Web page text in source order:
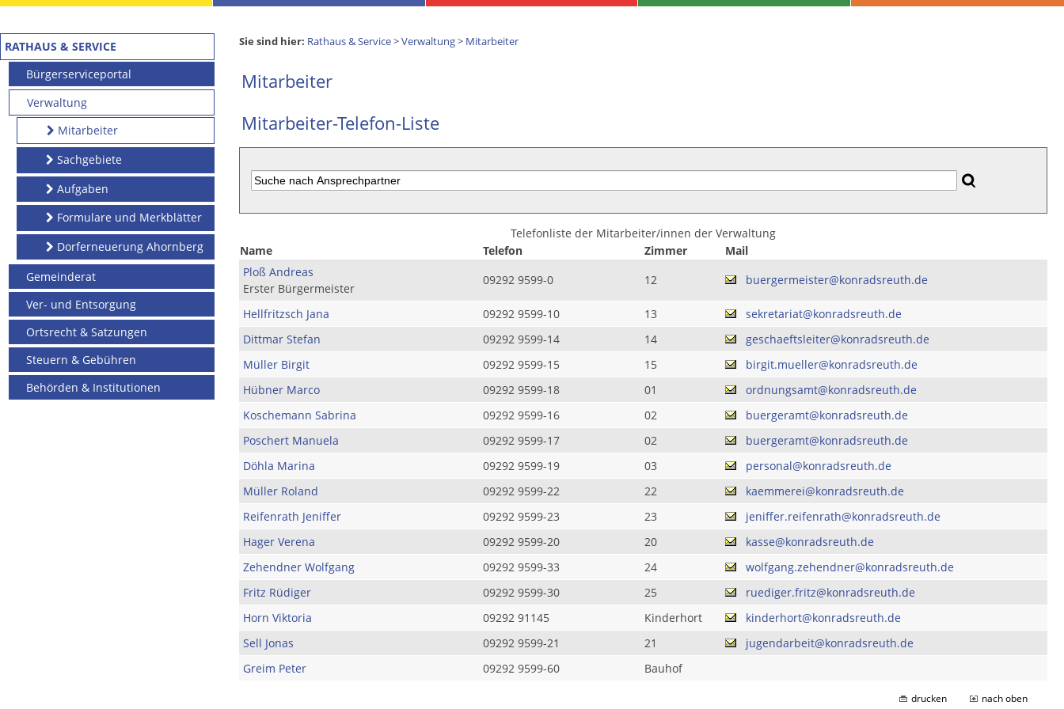
RATHAUS & SERVICE
Bürgerserviceportal
Verwaltung
Mitarbeiter
Sachgebiete
Aufgaben
Formulare und Merkblätter
Dorferneuerung Ahornberg
Gemeinderat
Ver- und Entsorgung
Ortsrecht & Satzungen
Steuern & Gebühren
Behörden & Institutionen
Sie sind hier: Rathaus & Service>Verwaltung> Mitarbeiter
Mitarbeiter
Mitarbeiter-Telefon-Liste
Telefonliste der Mitarbeiter/innen der Verwaltung
Name
Telefon Zimmer
Mail
Ploß Andreas
Erster Bürgermeister
09292 9599-0 12 buergermeister@konradsreuth.de
Hellfritzsch Jana 09292 9599-10 13
sekretariat@konradsreuth.de
Dittmar Stefan
09292 9599-14 14
geschaeftsleiter@konradsreuth.de
Müller Birgit
09292 9599-15 15
birgit.mueller@konradsreuth.de
Hübner Marco
09292 9599-18 01
ordnungsamt@konradsreuth.de
Koschemann Sabrina
09292 9599-16 02
buergeramt@konradsreuth.de
Poschert Manuela
09292 9599-17 02
buergeramt@konradsreuth.de
Döhla Marina
09292 9599-19 03
personal@konradsreuth.de
Müller Roland
09292 9599-22 22
kaemmerei@konradsreuth.de
Reifenrath Jeniffer
09292 9599-23 23
jeniffer.reifenrath@konradsreuth.de
Hager Verena
09292 9599-20 20
kasse@konradsreuth.de
Zehendner Wolfgang
09292 9599-33 24
wolfgang.zehendner@konradsreuth.de
Fritz Rüdiger
09292 9599-30 25
ruediger.fritz@konradsreuth.de
Horn Viktoria
09292 91145 Kinderhort
kinderhort@konradsreuth.de
Sell Jonas
09292 9599-21 21
jugendarbeit@konradsreuth.de
Greim Peter
09292 9599-60 Bauhof
drucken nach oben